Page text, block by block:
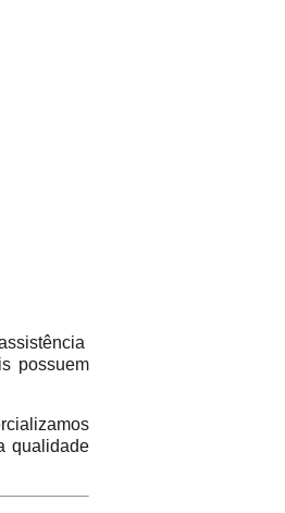
possuem
qualidade